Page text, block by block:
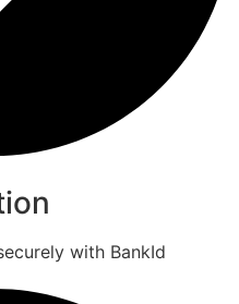
with BankId